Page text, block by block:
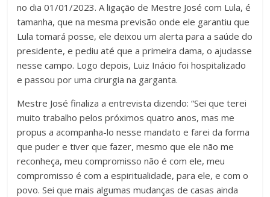
no dia 01/01/2023. A ligação de Mestre José com Lula, é
tamanha, que na mesma previsão onde ele garantiu que
Lula tomará posse, ele deixou um alerta para a saúde do
presidente, e pediu até que a primeira dama, o ajudasse
nesse campo. Logo depois, Luiz Inácio foi hospitalizado
e passou por uma cirurgia na garganta.
Mestre José finaliza a entrevista dizendo: “Sei que terei
muito trabalho pelos próximos quatro anos, mas me
propus a acompanha-lo nesse mandato e farei da forma
que puder e tiver que fazer, mesmo que ele não me
reconheça, meu compromisso não é com ele, meu
compromisso é com a espiritualidade, para ele, e com o
povo. Sei que mais algumas mudanças de casas ainda